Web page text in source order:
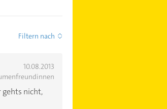
Filtern nach
10.08.2013
gehts nicht,